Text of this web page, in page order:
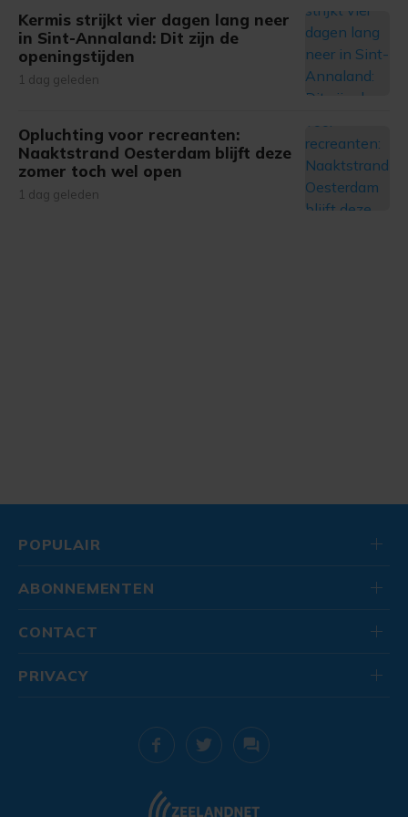
Kermis strijkt vier dagen lang neer
in Sint-Annaland: Dit zijn de
openingstijden
1 dag geleden
Opluchting voor recreanten:
Naaktstrand Oesterdam blijft deze
zomer toch wel open
1 dag geleden
POPULAIR
ABONNEMENTEN
CONTACT
PRIVACY